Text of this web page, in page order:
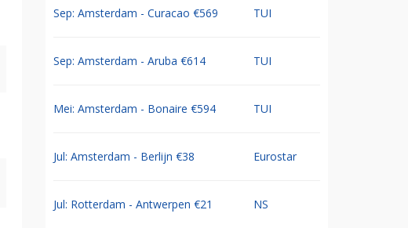
Sep: Amsterdam - Curacao €569 TUI
Sep: Amsterdam - Aruba €614 TUI
Mei: Amsterdam - Bonaire €594 TUI
Jul: Amsterdam - Berlijn €38 Eurostar
Jul: Rotterdam - Antwerpen €21 NS